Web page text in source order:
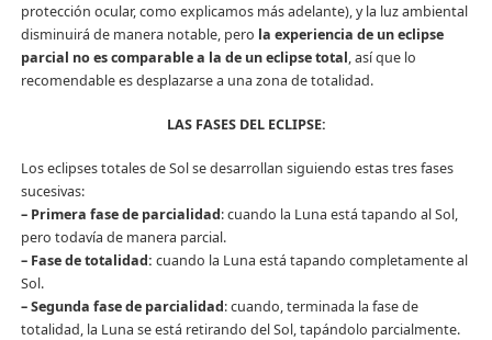
protección ocular, como explicamos más adelante), y la luz ambiental
disminuirá de manera notable, pero la experiencia de un eclipse
parcial no es comparable a la de un eclipse total, así que lo
recomendable es desplazarse a una zona de totalidad.
LAS FASES DEL ECLIPSE:
Los eclipses totales de Sol se desarrollan siguiendo estas tres fases
sucesivas:
– Primera fase de parcialidad: cuando la Luna está tapando al Sol,
pero todavía de manera parcial.
– Fase de totalidad: cuando la Luna está tapando completamente al
Sol.
– Segunda fase de parcialidad: cuando, terminada la fase de
totalidad, la Luna se está retirando del Sol, tapándolo parcialmente.